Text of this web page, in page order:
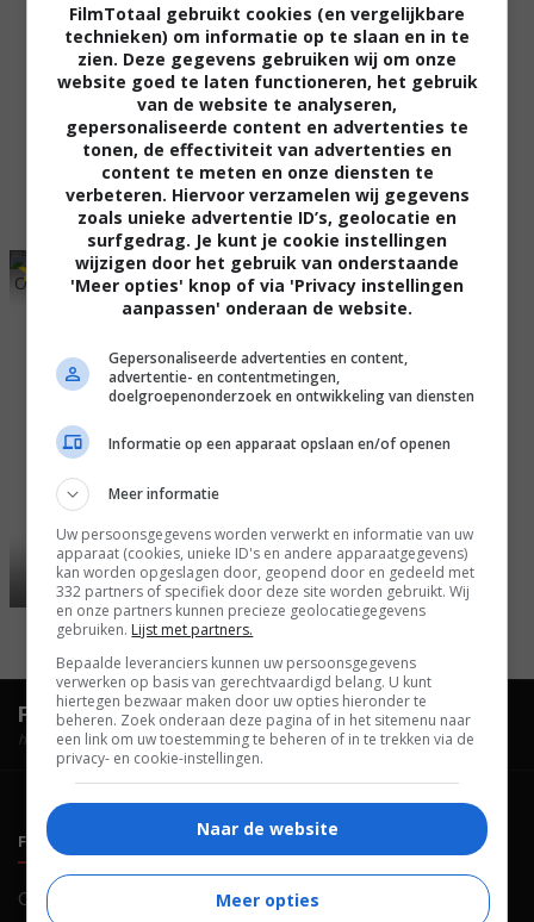
7
Open by Christmas (2021)
FilmTotaal.Hét online filmoverzicht.
hosted by
FILMTOTAAL
Contact
Privacy
FilmTotaal gebruikt cookies (en vergelijkbare
technieken) om informatie op te slaan en in te
zien. Deze gegevens gebruiken wij om onze
website goed te laten functioneren, het gebruik
van de website te analyseren,
gepersonaliseerde content en advertenties te
tonen, de effectiviteit van advertenties en
content te meten en onze diensten te
verbeteren. Hiervoor verzamelen wij gegevens
zoals unieke advertentie ID’s, geolocatie en
surfgedrag. Je kunt je cookie instellingen
wijzigen door het gebruik van onderstaande
'Meer opties' knop of via 'Privacy instellingen
aanpassen' onderaan de website.
Gepersonaliseerde advertenties en content,
advertentie- en contentmetingen,
doelgroepenonderzoek en ontwikkeling van diensten
Informatie op een apparaat opslaan en/of openen
Meer informatie
Uw persoonsgegevens worden verwerkt en informatie van uw
apparaat (cookies, unieke ID's en andere apparaatgegevens)
kan worden opgeslagen door, geopend door en gedeeld met
332 partners of specifiek door deze site worden gebruikt. Wij
en onze partners kunnen precieze geolocatiegegevens
gebruiken. Lijst met partners.
Bepaalde leveranciers kunnen uw persoonsgegevens
verwerken op basis van gerechtvaardigd belang. U kunt
hiertegen bezwaar maken door uw opties hieronder te
beheren. Zoek onderaan deze pagina of in het sitemenu naar
een link om uw toestemming te beheren of in te trekken via de
privacy- en cookie-instellingen.
Naar de website
Meer opties